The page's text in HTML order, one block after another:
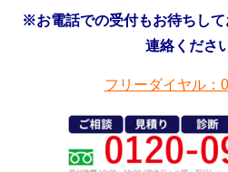
※お電話での受付もお待ちし
連絡くださ
フリーダイヤル：